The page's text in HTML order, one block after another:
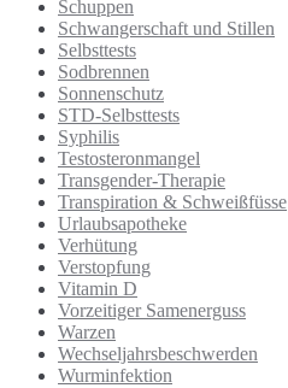
Schuppen
Schwangerschaft und Stillen
Selbsttests
Sodbrennen
Sonnenschutz
STD-Selbsttests
Syphilis
Testosteronmangel
Transgender-Therapie
Transpiration & Schweißfüsse
Urlaubsapotheke
Verhütung
Verstopfung
Vitamin D
Vorzeitiger Samenerguss
Warzen
Wechseljahrsbeschwerden
Wurminfektion